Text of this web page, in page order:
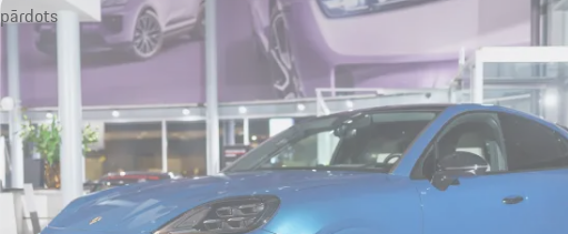
pārdots